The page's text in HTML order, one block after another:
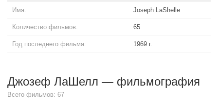
Имя: Joseph LaShelle
Количество фильмов: 65
Год последнего фильма: 1969 г.
Джозеф ЛаШелл — фильмография
Всего фильмов: 67